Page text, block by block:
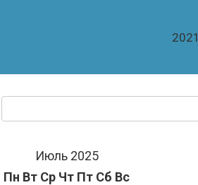
2021
Июль 2025
Пн Вт Ср Чт Пт Сб Вс